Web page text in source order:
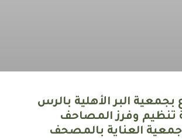
بجمعية البر الأهلية بالرس
تنظيم وفرز المصاحف
العناية بالمصحف